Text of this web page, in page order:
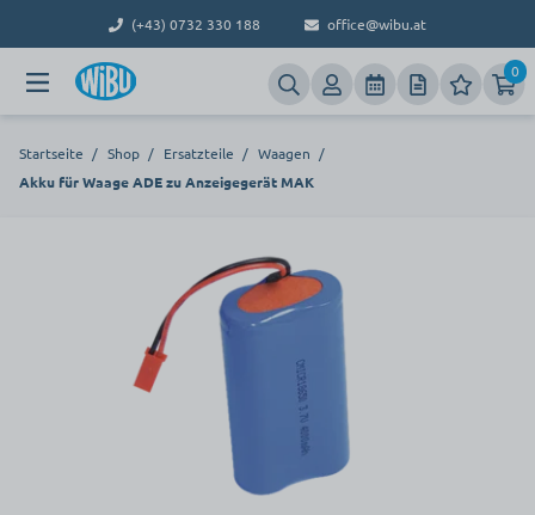
(+43) 0732 330 188 office@wibu.at
0
Startseite / Shop / Ersatzteile / Waagen /
Akku für Waage ADE zu Anzeigegerät MAK